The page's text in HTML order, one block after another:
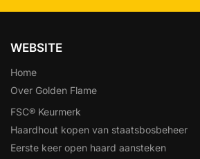
WEBSITE
Home
Over Golden Flame
FSC® Keurmerk
Haardhout kopen van staatsbosbeheer
Eerste keer open haard aansteken